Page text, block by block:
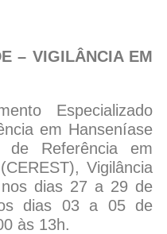
– VIGILÂNCIA EM
Especializado
em Hanseníase
de Referência em
Vigilância
dias 27 a 29 de
dias 03 a 05 de
às 13h.